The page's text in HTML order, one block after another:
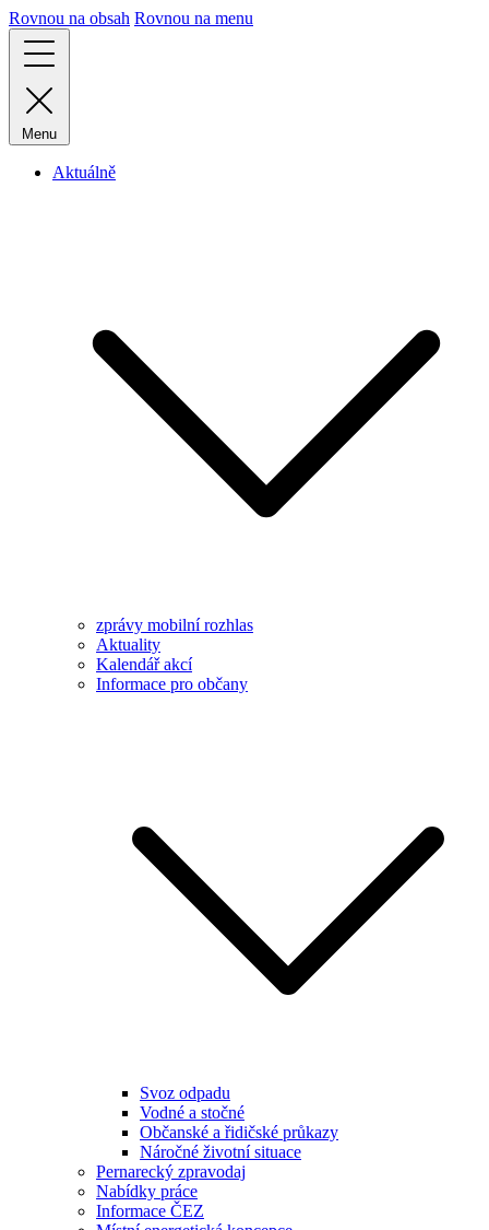
Rovnou na obsah Rovnou na menu
Menu
Aktuálně
zprávy mobilní rozhlas
Aktuality
Kalendář akcí
Informace pro občany
Svoz odpadu
Vodné a stočné
Občanské a řidičské průkazy
Náročné životní situace
Pernarecký zpravodaj
Nabídky práce
Informace ČEZ